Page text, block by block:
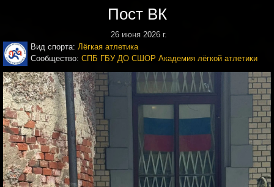
Пост ВК
26 июня 2026 г.
Вид спорта: Лёгкая атлетика
Сообщество: СПБ ГБУ ДО СШОР Академия лёгкой атлетики